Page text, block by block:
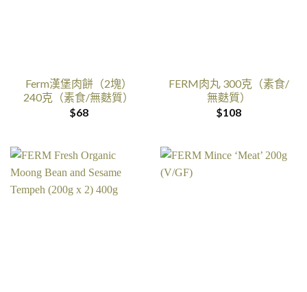
Ferm漢堡肉餅（2塊）
240克（素食/無麩質）
$68
FERM肉丸 300克（素食/
無麩質）
$108